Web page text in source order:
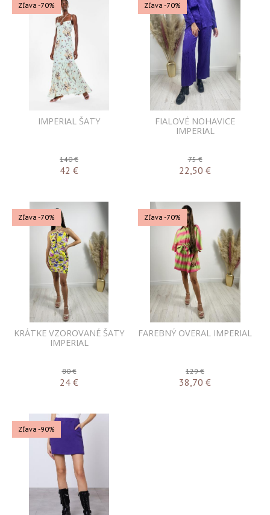
Zľava -70%
IMPERIAL ŠATY
140 €
42 €
Zľava -70%
FIALOVÉ NOHAVICE
IMPERIAL
75 €
22,50 €
Zľava -70%
KRÁTKE VZOROVANÉ ŠATY
IMPERIAL
80 €
24 €
Zľava -70%
FAREBNÝ OVERAL IMPERIAL
129 €
38,70 €
Zľava -90%